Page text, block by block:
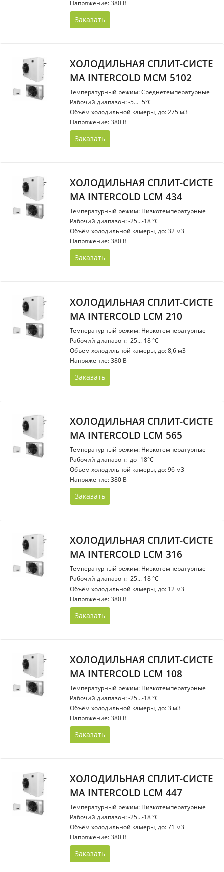
Напряжение: 380 В
Заказать
ХОЛОДИЛЬНАЯ СПЛИТ-СИСТЕ
МА INTERCOLD МСМ 5102
Температурный режим: Среднетемпературные
Рабочий диапазон: -5...+5°С
Объём холодильной камеры, до: 275 м3
Напряжение: 380 В
Заказать
ХОЛОДИЛЬНАЯ СПЛИТ-СИСТЕ
МА INTERCOLD LCM 434
Температурный режим: Низкотемпературные
Рабочий диапазон: -25...-18 °С
Объём холодильной камеры, до: 32 м3
Напряжение: 380 В
Заказать
ХОЛОДИЛЬНАЯ СПЛИТ-СИСТЕ
МА INTERCOLD LCM 210
Температурный режим: Низкотемпературные
Рабочий диапазон: -25...-18 °С
Объём холодильной камеры, до: 8,6 м3
Напряжение: 380 В
Заказать
ХОЛОДИЛЬНАЯ СПЛИТ-СИСТЕ
МА INTERCOLD LCM 565
Температурный режим: Низкотемпературные
Рабочий диапазон: до -18°С
Объём холодильной камеры, до: 96 м3
Напряжение: 380 В
Заказать
ХОЛОДИЛЬНАЯ СПЛИТ-СИСТЕ
МА INTERCOLD LCM 316
Температурный режим: Низкотемпературные
Рабочий диапазон: -25...-18 °С
Объём холодильной камеры, до: 12 м3
Напряжение: 380 В
Заказать
ХОЛОДИЛЬНАЯ СПЛИТ-СИСТЕ
МА INTERCOLD LCM 108
Температурный режим: Низкотемпературные
Рабочий диапазон: -25...-18 °С
Объём холодильной камеры, до: 3 м3
Напряжение: 380 В
Заказать
ХОЛОДИЛЬНАЯ СПЛИТ-СИСТЕ
МА INTERCOLD LCM 447
Температурный режим: Низкотемпературные
Рабочий диапазон: -25...-18 °С
Объём холодильной камеры, до: 71 м3
Напряжение: 380 В
Заказать